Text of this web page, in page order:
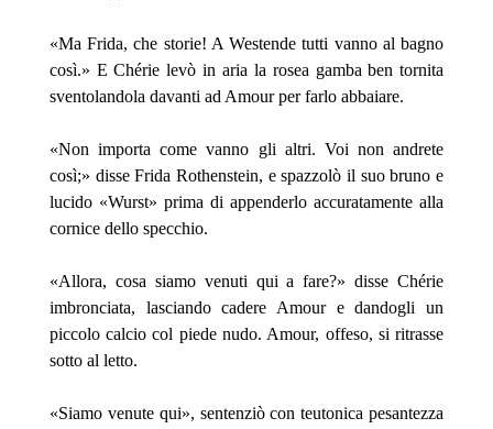
«Ma Frida, che storie! A Westende tutti vanno al bagno
così.» E Chérie levò in aria la rosea gamba ben tornita
sventolandola davanti ad Amour per farlo abbaiare.
«Non importa come vanno gli altri. Voi non andrete
così;» disse Frida Rothenstein, e spazzolò il suo bruno e
lucido «Wurst» prima di appenderlo accuratamente alla
cornice dello specchio.
«Allora, cosa siamo venuti qui a fare?» disse Chérie
imbronciata, lasciando cadere Amour e dandogli un
piccolo calcio col piede nudo. Amour, offeso, si ritrasse
sotto al letto.
«Siamo venute qui», sentenziò con teutonica pesantezza